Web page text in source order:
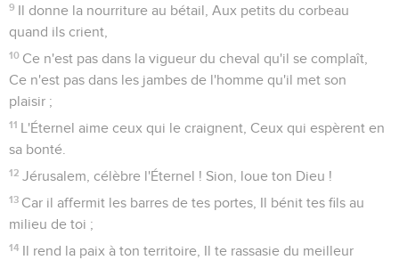
9 Il donne la nourriture au bétail, Aux petits du corbeau
quand ils crient,
10 Ce n'est pas dans la vigueur du cheval qu'il se complaît,
Ce n'est pas dans les jambes de l'homme qu'il met son
plaisir ;
11 L'Éternel aime ceux qui le craignent, Ceux qui espèrent en
sa bonté.
12 Jérusalem, célèbre l'Éternel ! Sion, loue ton Dieu !
13 Car il affermit les barres de tes portes, Il bénit tes fils au
milieu de toi ;
14 Il rend la paix à ton territoire, Il te rassasie du meilleur